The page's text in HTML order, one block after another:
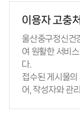
이용자 고충
울산중구정신건
여 원활한 서비
다.
접수된 게시물의
어, 작성자와 관